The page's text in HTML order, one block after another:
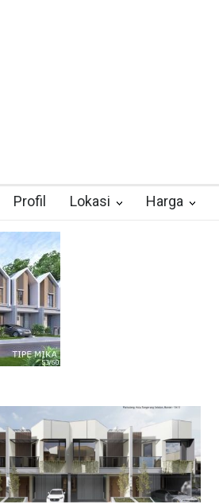
Profil Lokasi Harga